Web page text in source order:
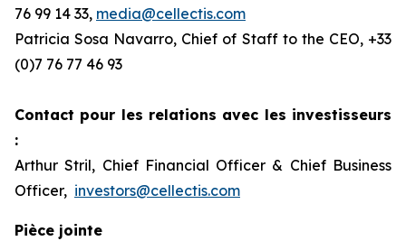
76 99 14 33, media@cellectis.com
Patricia Sosa Navarro, Chief of Staff to the CEO, +33
(0)7 76 77 46 93
Contact pour les relations avec les investisseurs
:
Arthur Stril, Chief Financial Officer & Chief Business
Officer, investors@cellectis.com
Pièce jointe